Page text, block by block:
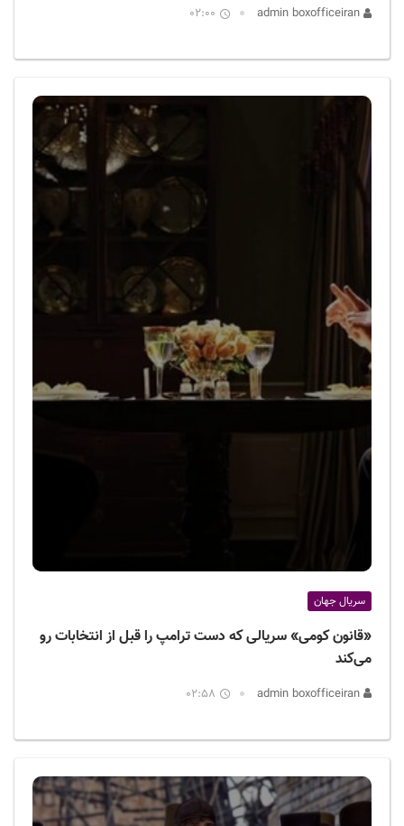
02:00
سریال جهان
«قانون کومی» سریالی که دست ترامپ را قبل از انتخابات رو
می‌کند
02:58